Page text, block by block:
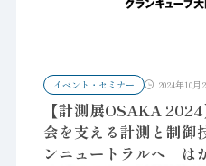
イベント・セミナー 2024年10月
【計測展OSAKA
会を支える計測と制
ンニュートラルへ は